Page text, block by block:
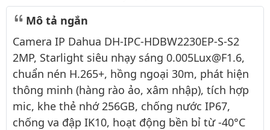
Mô tả ngắn
Camera IP Dahua DH-IPC-HDBW2230EP-S-S2
2MP, Starlight siêu nhạy sáng 0.005Lux@F1.6,
chuẩn nén H.265+, hồng ngoại 30m, phát hiện
thông minh (hàng rào ảo, xâm nhập), tích hợp
mic, khe thẻ nhớ 256GB, chống nước IP67,
chống va đập IK10, hoạt động bền bỉ từ -40°C